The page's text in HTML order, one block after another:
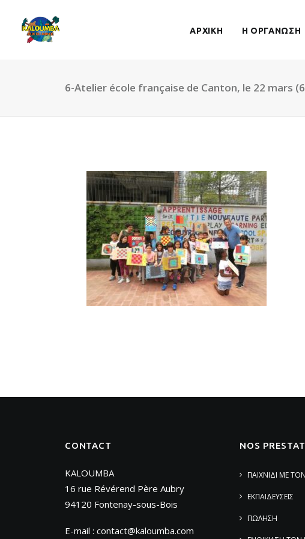
ΑΡΧΙΚΗ Η ΟΡΓΑΝΩΣΗ
6-Atelier école française de Canton, le 22 mars
CONTACT
KALOUMBA
16 rue Révérend Père Aubry
94120 Fontenay-sous-Bois
E-mail : contact@kaloumba.com
NOS
ΠΑΙΧΝΙΔΙ ΜΕ
ΕΚΠΑΙΔΕΥΣΕΙΣ
ΠΩΛΗΣΗ